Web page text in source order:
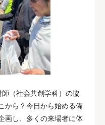
（社会共創学科）の協
から？今日から始める備
画し、多くの来場者に体